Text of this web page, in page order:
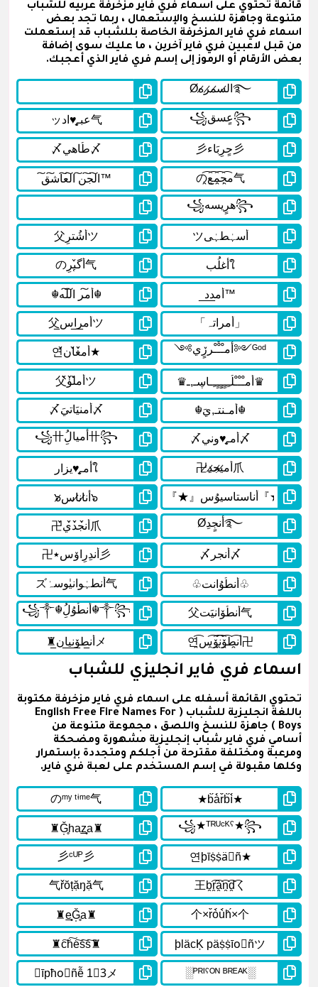
قائمة تحتوي على اسماء فري فاير مزخرفة عربيه للشباب
متنوعة وجاهزة للنسخ والإستعمال ، ربما تجد بعض
اسماء فري فاير المزخرفة الخاصة بللشباب قد إستعملت
من قبل لاعبين فري فاير آخرين ، ما عليك سوى إضافة
بعض الأرقام أو الرموز إلى إسم فري فاير الذي أعجبك.
اسماء فري فاير انجليزي للشباب
تحتوي القائمة أسفله على اسماء فري فاير مزخرفة مكتوبة
باللغة انجليزية للشباب ( English Free Fire Names For
Boys ) جاهزة للنسخ واللصق ، مجموعة متنوعة من
أسامي فري فاير شباب إنجليزية مشهورة ومضحكة
ومرعبة ومختلفة مقترحة من أجلكم ومتجددة بإستمرار
وكلها مقبولة في إسم المستخدم على لعبة فري فاير.